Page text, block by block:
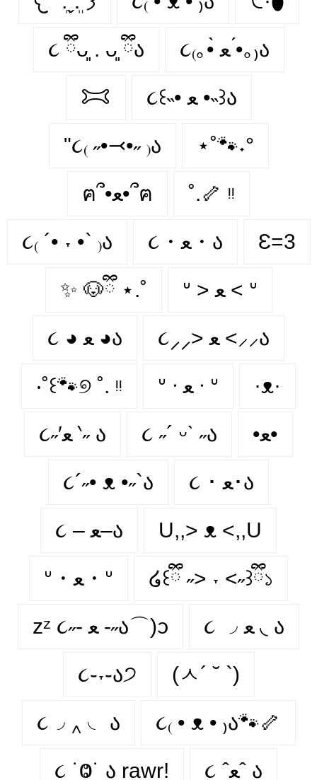
૮ ྀིᴗ͈ . ᴗ͈ ྀིა ૮₍｡•̀ ﻌ •́｡₎ა
𐂯 ૮꒰˵• ﻌ •˵꒱ა
"૮₍ ˶•⤙•˶ ₎ა ⋆˚🐾˖°
ฅ՞•ﻌ•՞ฅ ˚.🦴 ᵎᵎ
૮₍ ´• ˕ •` ₎ა ૮・ﻌ・ა Ɛ=3
✨ 🐶ྀི ⋆.˚ ᐡ > ﻌ < ᐡ
૮ ◕ ﻌ ◕ა ૮⸝⸝> ﻌ <⸝⸝ა
‧˚꒰🐾୭ ˚. ᵎᵎ ᐡ ᐧ ﻌ ᐧ ᐡ ·ᴥ·
૮˶′ﻌ ‵˶ ა ૮ ˶´ ᵕˋ ˶ა •ﻌ•
૮´˶• ᴥ •˶`ა ૮ ･ ﻌ･ა
૮ – ﻌ–ა U,,> ᴥ <,,U
ᐡ・ﻌ・ᐡ ໒꒰ྀི ˶> ˕ <˶꒱ྀི১
zᶻ ૮˶- ﻌ -˶ა⌒)ᦱ ૮ ◞ ﻌ ◟ ა
૮֊˕֊ა੭ (ㅅ´ ˘ `)
૮◞ ‸ ◟ ა ૮₍ • ᴥ • ₎ა🐾🦴
૮ ˙Ⱉ˙ ა rawr! ૮ ˆﻌˆ ა